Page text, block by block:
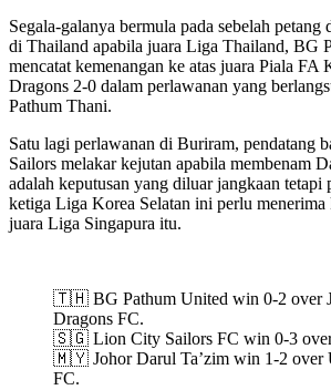
Segala-galanya bermula pada sebelah petang
di Thailand apabila juara Liga Thailand, BG
mencatat kemenangan ke atas juara Piala FA
Dragons 2-0 dalam perlawanan yang
Pathum Thani.
Satu lagi perlawanan di Buriram, pendatang
Sailors melakar kejutan apabila membenam
adalah keputusan yang diluar jangkaan tetapi
ketiga Liga Korea Selatan ini perlu menerima
juara Liga Singapura itu.
🇹🇭 BG Pathum United win 0-2 over
Dragons FC.
🇸🇬 Lion City Sailors FC win 0-3
🇲🇾 Johor Darul Ta’zim win 1-2 over
FC.